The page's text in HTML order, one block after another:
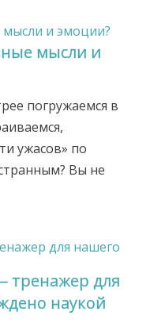
мысли и
погружаемся в
ужасов» по
Вы не
тренажер для
наукой